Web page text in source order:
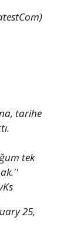
tarihe
tek
25,